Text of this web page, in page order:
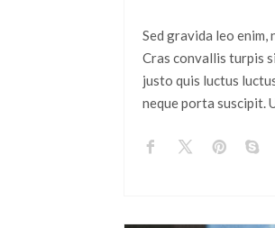
Sed gravida leo
Cras convallis turpis
justo quis luctus
neque porta suscipit.